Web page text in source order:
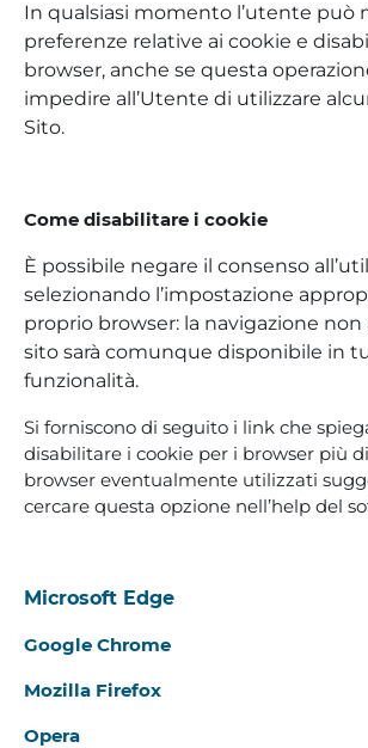
In qualsiasi momento l’utente può
preferenze relative ai cookie e
browser, anche se questa
impedire all’Utente di utilizzare
Sito.
Come disabilitare i cookie
È possibile negare il consenso
selezionando l’impostazione
proprio browser: la navigazione
sito sarà comunque disponibile in
funzionalità.
Si forniscono di seguito i link che
disabilitare i cookie per i browser più
browser eventualmente utilizzati
cercare questa opzione nell’help del
Microsoft Edge
Google Chrome
Mozilla Firefox
Opera